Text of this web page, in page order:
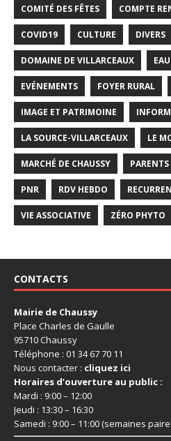
COMITÉ DES FÊTES COMPTE
COVID19 CULTURE DIVERS
DOMAINE DE VILLARCEAUX EAU
EVÉNEMENTS FOYER RURAL
IMAGE ET PATRIMOINE
LA SOURCE-VILLARCEAUX LE
MARCHÉ DE CHAUSSY
PNR RDV HEBDO
VIE ASSOCIATIVE ZÉRO PHYTO
CONTACTS
Mairie de Chaussy
Place Charles de Gaulle
95710 Chaussy
Téléphone : 01 34 67 70 11
Nous contacter : cliquez ici
Horaires d’ouverture au public :
Mardi : 9:00 – 12:00
Jeudi : 13:30 – 16:30
Samedi : 9:00 – 11:00 (semaines